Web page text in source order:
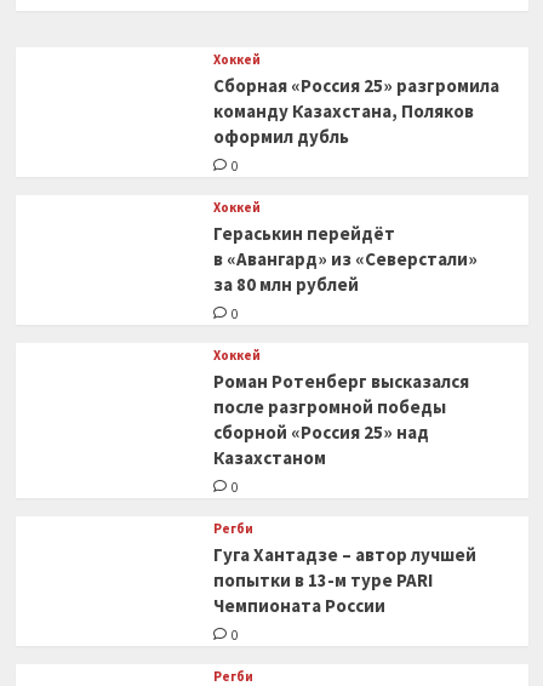
Хоккей
Сборная «Россия 25» разгромила
команду Казахстана, Поляков
оформил дубль
0
Хоккей
Гераськин перейдёт
в «Авангард» из «Северстали»
за 80 млн рублей
0
Хоккей
Роман Ротенберг высказался
после разгромной победы
сборной «Россия 25» над
Казахстаном
0
Регби
Гуга Хантадзе – автор лучшей
попытки в 13-м туре PARI
Чемпионата России
0
Регби